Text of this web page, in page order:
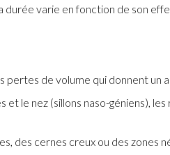
varie en fonction de son
pertes de volume qui donnent un
le nez (sillons naso-géniens),
des cernes creux ou des zones